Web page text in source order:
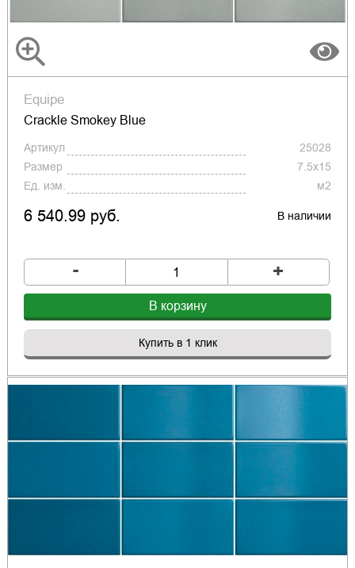
Equipe
Crackle Smokey Blue
Артикул
25028
Размер
7.5x15
Ед. изм.
м2
6 540.99 руб. В наличии
- +
В корзину
Купить в 1 клик